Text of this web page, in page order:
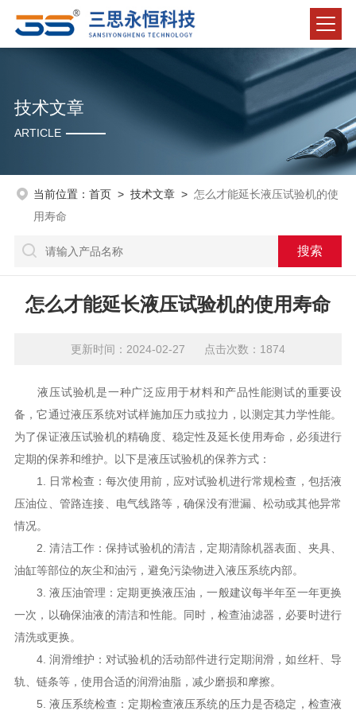
技术文章
ARTICLE
当前位置： 首页> 技术文章> 怎么才能延长液压试验机的使
用寿命
怎么才能延长液压试验机的使用寿命
更新时间：2024-02-27 点击次数：1874
液压试验机是一种广泛应用于材料和产品性能测试的重要设
备，它通过液压系统对试样施加压力或拉力，以测定其力学性能。
为了保证液压试验机的精确度、稳定性及延长使用寿命，必须进行
定期的保养和维护。以下是液压试验机的保养方式：
1. 日常检查：每次使用前，应对试验机进行常规检查，包括液
压油位、管路连接、电气线路等，确保没有泄漏、松动或其他异常
情况。
2. 清洁工作：保持试验机的清洁，定期清除机器表面、夹具、
油缸等部位的灰尘和油污，避免污染物进入液压系统内部。
3. 液压油管理：定期更换液压油，一般建议每半年至一年更换
一次，以确保油液的清洁和性能。同时，检查油滤器，必要时进行
清洗或更换。
4. 润滑维护：对试验机的活动部件进行定期润滑，如丝杆、导
轨、链条等，使用合适的润滑油脂，减少磨损和摩擦。
5. 液压系统检查：定期检查液压系统的压力是否稳定，检查液